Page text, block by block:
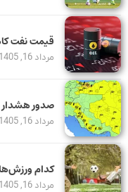
قیمت نفت
مرداد 16, 1405
صدور هشدار
مرداد 16, 1405
کدام
مرداد 16, 1405